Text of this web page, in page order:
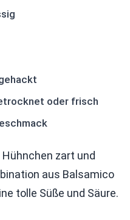
oder frisch
zart und
aus Balsamico
tolle Süße und Säure.